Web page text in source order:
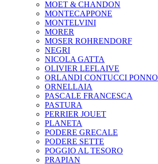
MOET & CHANDON
MONTECAPPONE
MONTELVINI
MORER
MOSER ROHRENDORF
NEGRI
NICOLA GATTA
OLIVIER LEFLAIVE
ORLANDI CONTUCCI PONNO
ORNELLAIA
PASCALE FRANCESCA
PASTURA
PERRIER JOUET
PLANETA
PODERE GRECALE
PODERE SETTE
POGGIO AL TESORO
PRAPIAN